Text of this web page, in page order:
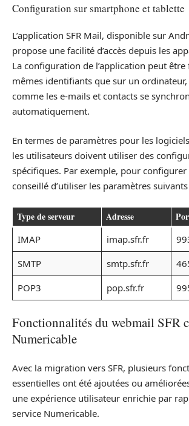
Configuration sur smartphone et tablette
L’application SFR Mail, disponible sur
propose une facilité d’accès depuis les
La configuration de l’application peut être
mêmes identifiants que sur un
comme les e-mails et contacts se
automatiquement.
En termes de paramètres pour les
les utilisateurs doivent utiliser des
spécifiques. Par exemple, pour
conseillé d’utiliser les paramètres suivants
Type de serveur Adresse
IMAP imap.sfr.fr
SMTP
smtp.sfr.fr
POP3
pop.sfr.fr
Fonctionnalités du webmail SFR
Numericable
Avec la migration vers SFR, plusieurs
essentielles ont été ajoutées ou
une expérience utilisateur enrichie par
service Numericable.